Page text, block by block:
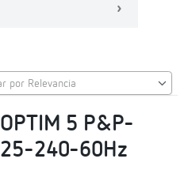
OPTIM 5 P&P-
25-240-60Hz